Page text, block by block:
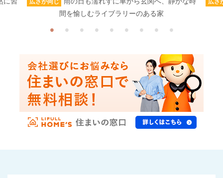
間を愉しむライブラリーのある家